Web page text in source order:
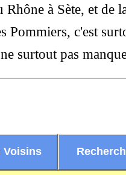
Rhône à Sète, et
Pommiers, c'est
surtout pas
Voisins